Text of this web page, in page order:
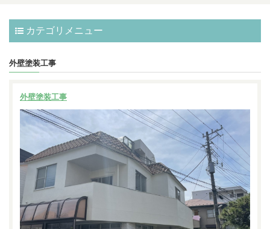
カテゴリメニュー
外壁塗装工事
外壁塗装工事